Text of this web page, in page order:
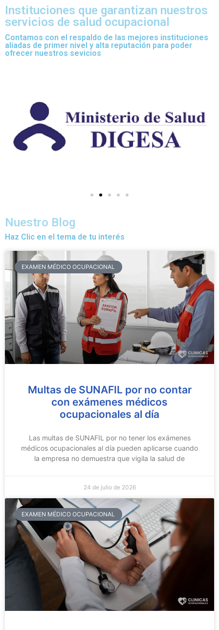
Instituciones que garantizan nuestros
servicios de salud ocupacional
Contamos con el respaldo de las mejores instituciones
aliadas de primer nivel y alta reputación para poder
ofrecer nuestros sevicios
Nuestro Blog
Haz Clic en el tema de tu interés
EXAMEN MÉDICO OCUPACIONAL
Multas de SUNAFIL por no contar
con exámenes médicos
ocupacionales al día
Las multas de SUNAFIL por no tener los exámenes
médicos ocupacionales al día pueden aplicarse cuando
la empresa no demuestra que vigila la salud de
24 de julio de 2026
EXAMEN MÉDICO OCUPACIONAL